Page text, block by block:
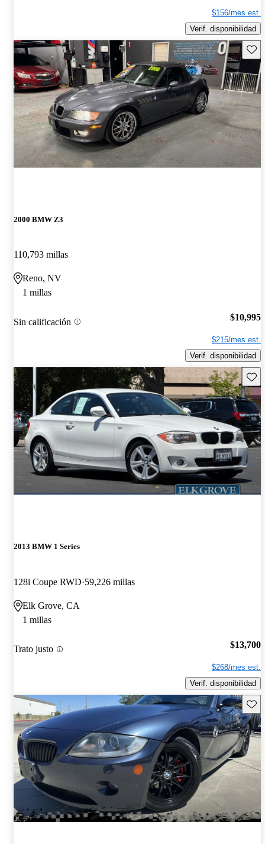
$156/mes est.
Verif. disponibilidad
2000 BMW Z3
110,793 millas
Reno, NV
1 millas
Sin calificación $10,995
$215/mes est.
Verif. disponibilidad
2013 BMW 1 Series
128i Coupe RWD 59,226 millas
Elk Grove, CA
1 millas
Trato justo $13,700
$268/mes est.
Verif. disponibilidad